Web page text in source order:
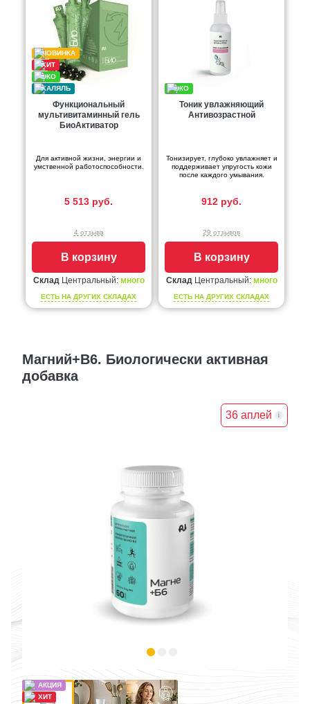
Функциональный
мультивитаминный гель
БиоАктиватор
Для активной жизни, энергии и
умственной работоспособности.
5 513 руб.
4 отзыва
В корзину
Склад Центральный: много
ЕСТЬ НА ДРУГИХ СКЛАДАХ
Тоник увлажняющий
Антивозрастной
Тонизирует, глубоко увлажняет и
поддерживает упругость кожи
после каждого умывания.
912 руб.
29 отзывов
В корзину
Склад Центральный: много
ЕСТЬ НА ДРУГИХ СКЛАДАХ
Магний+В6. Биологически активная
добавка
36 аплей